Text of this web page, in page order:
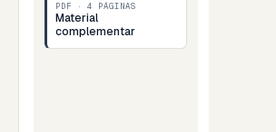
PDF · 4 PÁGINAS
Material
complementar